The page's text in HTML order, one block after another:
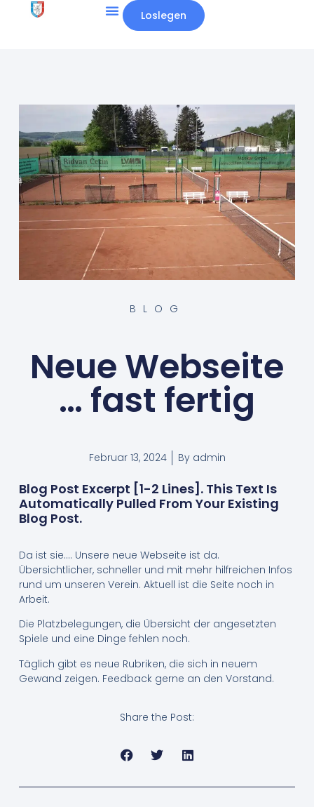
Loslegen
BLOG
Neue Webseite
… fast fertig
Februar 13, 2024 Byadmin
Blog Post Excerpt [1-2 Lines]. This Text Is
Automatically Pulled From Your Existing
Blog Post.
Da ist sie…. Unsere neue Webseite ist da.
Übersichtlicher, schneller und mit mehr hilfreichen Infos
rund um unseren Verein. Aktuell ist die Seite noch in
Arbeit.
Die Platzbelegungen, die Übersicht der angesetzten
Spiele und eine Dinge fehlen noch.
Täglich gibt es neue Rubriken, die sich in neuem
Gewand zeigen. Feedback gerne an den Vorstand.
Share the Post: